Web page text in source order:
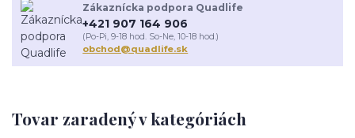
Tovar zaradený v kategóriách
Zákaznícka podpora Quadlife
+421 907 164 906
(Po-Pi, 9-18 hod. So-Ne, 10-18 hod.)
obchod@quadlife.sk